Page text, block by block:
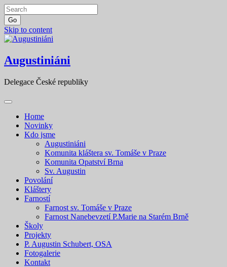
Go
Skip to content
Augustiniáni
Delegace České republiky
Home
Novinky
Kdo jsme
Augustiniáni
Komunita kláštera sv. Tomáše v Praze
Komunita Opatství Brna
Sv. Augustin
Povolání
Kláštery
Farností
Farnost sv. Tomáše v Praze
Farnost Nanebevzetí P.Marie na Starém Brně
Školy
Projekty
P. Augustin Schubert, OSA
Fotogalerie
Kontakt